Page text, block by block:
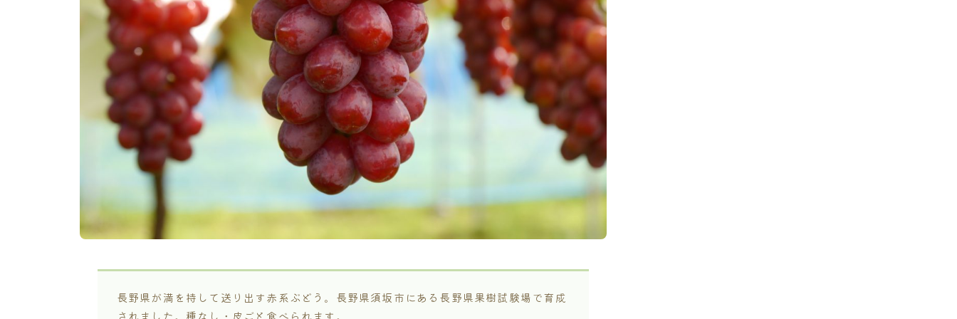
長野県が満を持して送り出す赤系ぶどう。長野県須坂市にある長野県果樹試験場で育成
されました。種なし・皮ごと食べられます。